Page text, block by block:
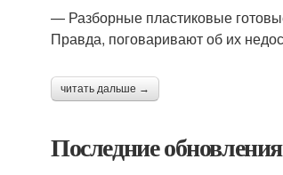
— Разборные пластиковые
Правда, поговаривают об их
читать дальше →
Последние